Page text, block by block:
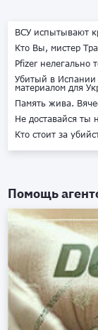
ВСУ испытывают
Кто Вы, мистер
Pfizer нелегально
Убитый в Испании
материалом для
Память жива.
Не доставайся ты
Кто стоит за
Помощь